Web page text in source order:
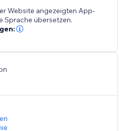
Website angezeigten App-
Sprache übersetzen.